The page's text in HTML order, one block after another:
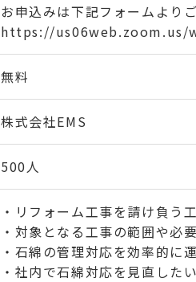
お申込みは下記フォームより
https://us06web.zoom.us/
無料
株式会社EMS
500人
・リフォーム工事を請け負う
・対象となる工事の範囲や必
・石綿の管理対応を効率的に
・社内で石綿対応を見直した